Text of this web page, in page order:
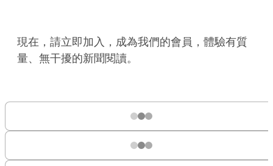
現在，請立即加入，成為我們的會員，體驗有質
量、無干擾的新聞閱讀。